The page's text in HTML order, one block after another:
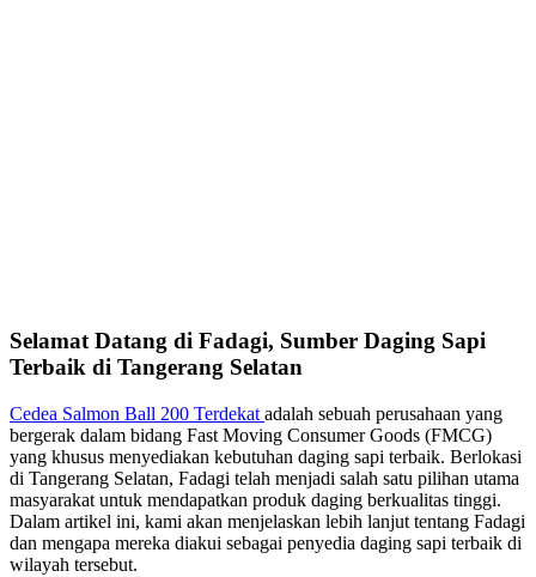
Selamat Datang di Fadagi, Sumber Daging Sapi
Terbaik di Tangerang Selatan
Cedea Salmon Ball 200 Terdekat adalah sebuah perusahaan yang
bergerak dalam bidang Fast Moving Consumer Goods (FMCG)
yang khusus menyediakan kebutuhan daging sapi terbaik. Berlokasi
di Tangerang Selatan, Fadagi telah menjadi salah satu pilihan utama
masyarakat untuk mendapatkan produk daging berkualitas tinggi.
Dalam artikel ini, kami akan menjelaskan lebih lanjut tentang Fadagi
dan mengapa mereka diakui sebagai penyedia daging sapi terbaik di
wilayah tersebut.